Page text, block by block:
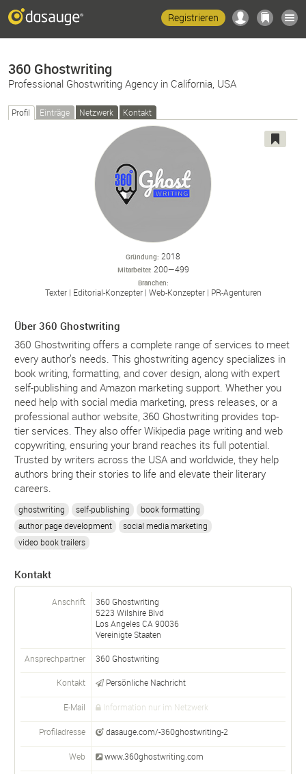
Registrieren
360 Ghostwriting
Professional Ghostwriting Agency in California, USA
Profil Einträge Netzwerk Kontakt
Gründung 2018
Mitarbeiter 200—499
Branchen
Texter Editorial-Konzepter Web-Konzepter PR-Agenturen
Über 360 Ghostwriting
360 Ghostwriting offers a complete range of services to meet
every author’s needs. This ghostwriting agency specializes in
book writing, formatting, and cover design, along with expert
self-publishing and Amazon marketing support. Whether you
need help with social media marketing, press releases, or a
professional author website, 360 Ghostwriting provides top-
tier services. They also offer Wikipedia page writing and web
copywriting, ensuring your brand reaches its full potential.
Trusted by writers across the USA and worldwide, they help
authors bring their stories to life and elevate their literary
careers.
ghostwriting self-publishing
book formatting
author page development
social media marketing
video book trailers
Kontakt
Anschrift
360 Ghostwriting
5223 Wilshire Blvd
Los AngelesCA 90036
Vereinigte Staaten
Ansprechpartner 360 Ghostwriting
Kontakt Persönliche Nachricht
E-Mail Information nur im Netzwerk
Profiladresse dasauge.com/-360ghostwriting-2
Web www.360ghostwriting.com